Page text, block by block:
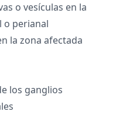
o vesículas en la
o perianal
la zona afectada
los ganglios